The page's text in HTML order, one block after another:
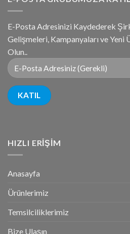
E-Posta Adresinizi Kaydederek
Gelişmeleri, Kampanyaları ve Yeni
Olun..
HIZLI ERIŞIM
Anasayfa
Ürünlerimiz
Temsilciliklerimiz
Bize Ulaşın